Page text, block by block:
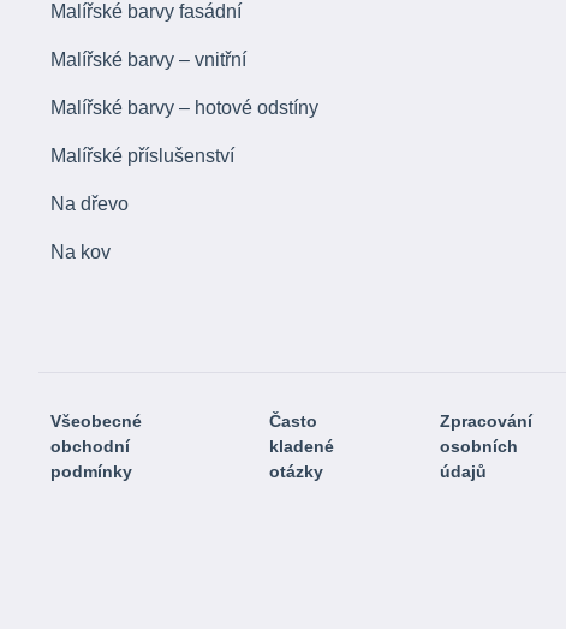
Malířské barvy fasádní
Malířské barvy – vnitřní
Malířské barvy – hotové odstíny
Malířské příslušenství
Na dřevo
Na kov
Všeobecné
obchodní
podmínky
Často
kladené
otázky
Zpracování
osobních
údajů